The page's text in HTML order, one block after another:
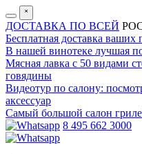
˟
ДОСТАВКА ПО ВСЕЙ
Бесплатная доставка ваших
В нашей винотеке лучшая
Мясная лавка с 50 видами
говядины
Видеотур по салону:
аксессуар
Самый большой салон
8 495 662 3000